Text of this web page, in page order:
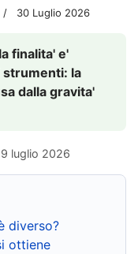
30 Luglio 2026
finalita' e'
strumenti: la
dalla gravita'
luglio 2026
diverso?
ottiene